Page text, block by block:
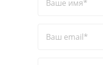
Ваше имя*
Ваш email*